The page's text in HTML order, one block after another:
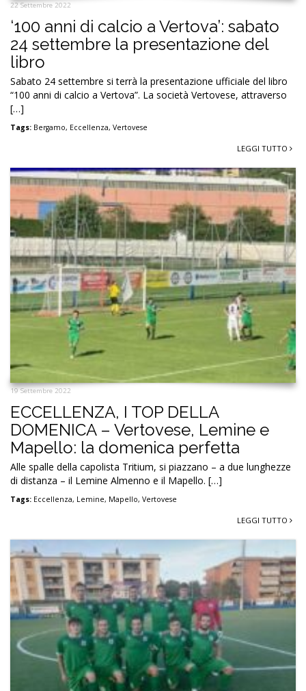
22 Settembre 2022
‘100 anni di calcio a Vertova’: sabato
24 settembre la presentazione del
libro
Sabato 24 settembre si terrà la presentazione ufficiale del libro
“100 anni di calcio a Vertova”. La società Vertovese, attraverso
[…]
Tags: Bergamo, Eccellenza, Vertovese
LEGGI TUTTO
19 Settembre 2022
ECCELLENZA, I TOP DELLA
DOMENICA – Vertovese, Lemine e
Mapello: la domenica perfetta
Alle spalle della capolista Tritium, si piazzano – a due lunghezze
di distanza – il Lemine Almenno e il Mapello. […]
Tags: Eccellenza, Lemine, Mapello, Vertovese
LEGGI TUTTO